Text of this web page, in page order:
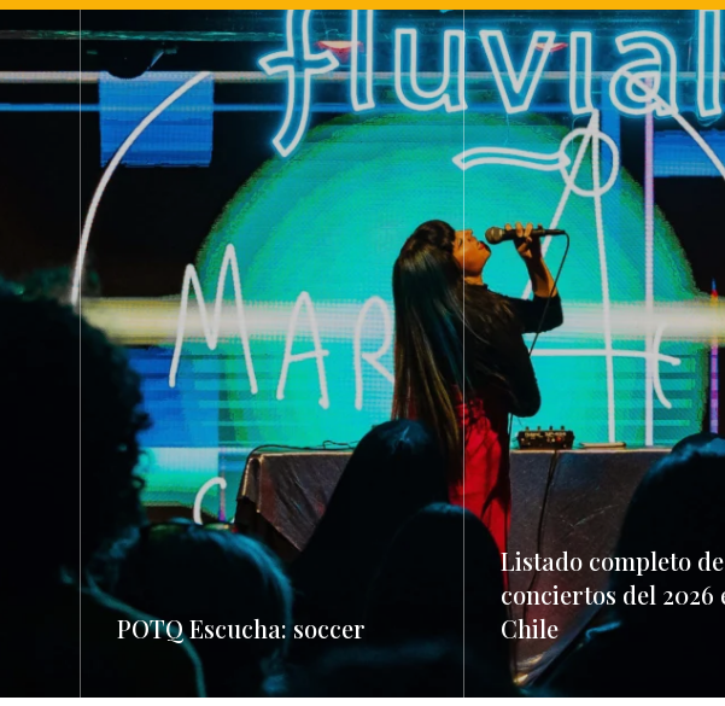
POTQ Escucha: soccer
Listado completo
conciertos del 2026
Chile
READ MORE